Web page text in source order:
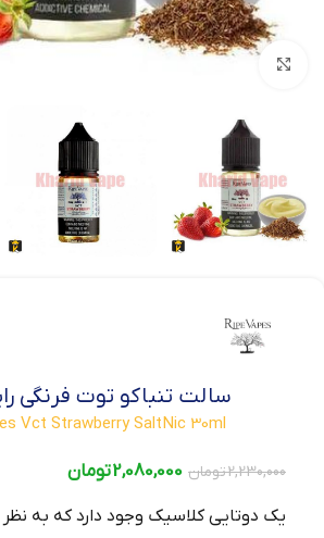
سالت تنباکو توت فرنگی
Vct Strawberry SaltNic 30ml
2,230,000تومان 2,080,000تومان
یک دوتایی کلاسیک وجود دارد که به